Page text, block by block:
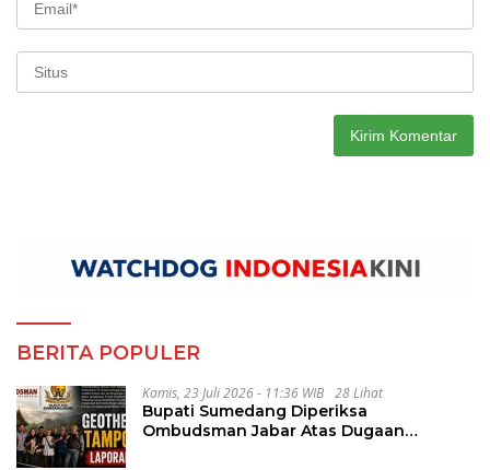
BERITA POPULER
Kamis, 23 Juli 2026 - 11:36 WIB 28 Lihat
Bupati Sumedang Diperiksa
Ombudsman Jabar Atas Dugaan